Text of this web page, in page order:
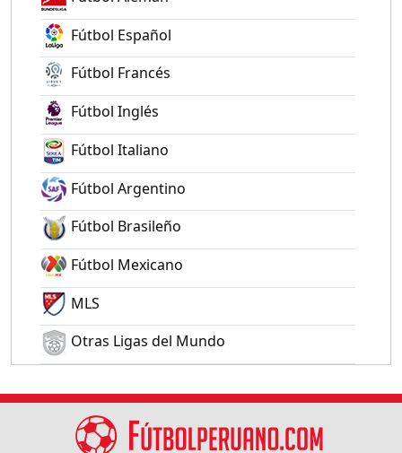
Fútbol Español
Fútbol Francés
Fútbol Inglés
Fútbol Italiano
Fútbol Argentino
Fútbol Brasileño
Fútbol Mexicano
MLS
Otras Ligas del Mundo